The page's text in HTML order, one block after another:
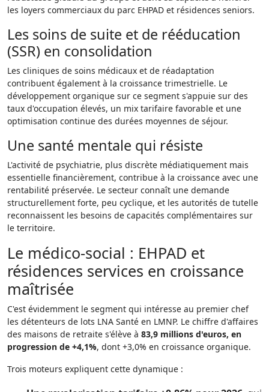
les loyers commerciaux du parc EHPAD et résidences seniors.
Les soins de suite et de rééducation
(SSR) en consolidation
Les cliniques de soins médicaux et de réadaptation
contribuent également à la croissance trimestrielle. Le
développement organique sur ce segment s'appuie sur des
taux d'occupation élevés, un mix tarifaire favorable et une
optimisation continue des durées moyennes de séjour.
Une santé mentale qui résiste
L'activité de psychiatrie, plus discrète médiatiquement mais
essentielle financièrement, contribue à la croissance avec une
rentabilité préservée. Le secteur connaît une demande
structurellement forte, peu cyclique, et les autorités de tutelle
reconnaissent les besoins de capacités complémentaires sur
le territoire.
Le médico-social : EHPAD et
résidences services en croissance
maîtrisée
C'est évidemment le segment qui intéresse au premier chef
les détenteurs de lots LNA Santé en LMNP. Le chiffre d'affaires
des maisons de retraite s'élève à 83,9 millions d'euros, en
progression de +4,1%, dont +3,0% en croissance organique.
Trois moteurs expliquent cette dynamique :